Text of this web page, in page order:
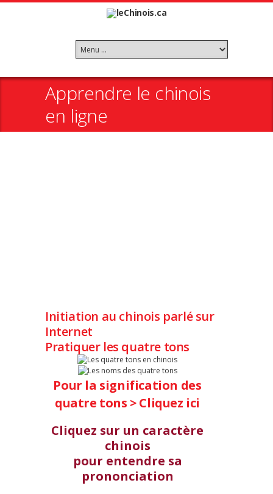
Apprendre le chinois
en ligne
Initiation au chinois parlé sur
Internet
Pratiquer les quatre tons
Pour la signification des
quatre tons >Cliquez ici
Cliquez sur un caractère
chinois
pour entendre sa
prononciation